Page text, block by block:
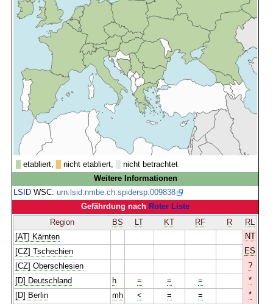
etabliert, nicht etabliert,
nicht betrachtet
Weitere Informationen
LSID WSC:urn:lsid:nmbe.ch:spidersp:009838
Gefährdung nach Roter Liste
Region
BS LT KT RF R
RL
[AT] Kärnten
NT
[CZ] Tschechien
ES
[CZ] Oberschlesien
?
[D] Deutschland
h = = =
*
[D] Berlin
mh < = =
*